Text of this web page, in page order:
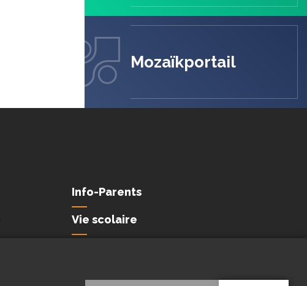
Mozaïkportail
Info-Parents
Vie scolaire